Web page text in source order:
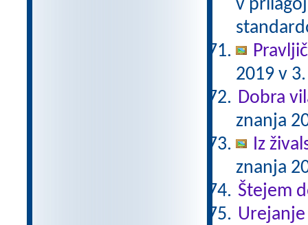
v
2019 v
Dobra
znanja
Iz
znanja
Štejem